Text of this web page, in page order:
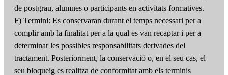
de postgrau, alumnes o participants en activitats formatives.
F) Termini: Es conservaran durant el temps necessari per a
complir amb la finalitat per a la qual es van recaptar i per a
determinar les possibles responsabilitats derivades del
tractament. Posteriorment, la conservació o, en el seu cas, el
seu bloqueig es realitza de conformitat amb els terminis